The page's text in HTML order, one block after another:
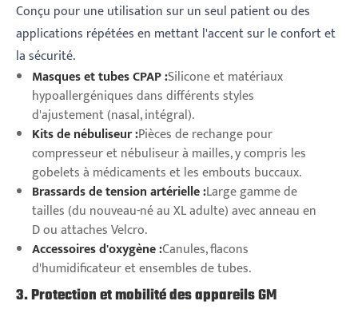
Conçu pour une utilisation sur un seul patient ou des
applications répétées en mettant l'accent sur le confort et
la sécurité.
Masques et tubes CPAP :Silicone et matériaux
hypoallergéniques dans différents styles
d'ajustement (nasal, intégral).
Kits de nébuliseur :Pièces de rechange pour
compresseur et nébuliseur à mailles, y compris les
gobelets à médicaments et les embouts buccaux.
Brassards de tension artérielle :Large gamme de
tailles (du nouveau-né au XL adulte) avec anneau en
D ou attaches Velcro.
Accessoires d'oxygène :Canules, flacons
d'humidificateur et ensembles de tubes.
3. Protection et mobilité des appareils GM